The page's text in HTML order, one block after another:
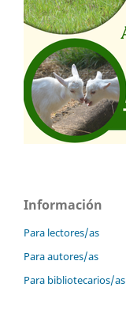
Información
Para lectores/as
Para autores/as
Para bibliotecarios/as